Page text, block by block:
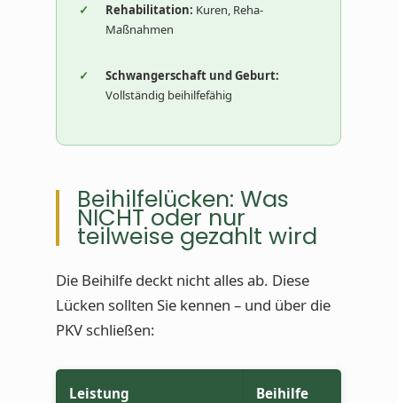
Rehabilitation: Kuren, Reha-
Maßnahmen
Schwangerschaft und Geburt:
Vollständig beihilfefähig
Beihilfelücken: Was
NICHT oder nur
teilweise gezahlt wird
Die Beihilfe deckt nicht alles ab. Diese
Lücken sollten Sie kennen – und über die
PKV schließen:
Leistung Beihilfe